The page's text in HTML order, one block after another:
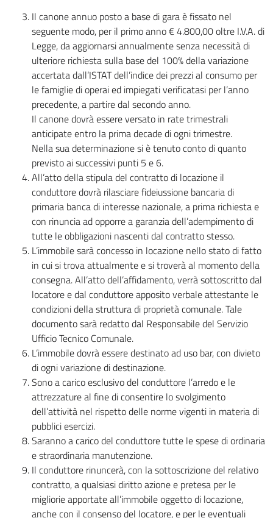
Il canone annuo posto a base di gara è fissato nel
seguente modo, per il primo anno € 4.800,00 oltre I.V.A. di
Legge, da aggiornarsi annualmente senza necessità di
ulteriore richiesta sulla base del 100% della variazione
accertata dall’ISTAT dell’indice dei prezzi al consumo per
le famiglie di operai ed impiegati verificatasi per l’anno
precedente, a partire dal secondo anno.
Il canone dovrà essere versato in rate trimestrali
anticipate entro la prima decade di ogni trimestre.
Nella sua determinazione si è tenuto conto di quanto
previsto ai successivi punti 5 e 6.
All’atto della stipula del contratto di locazione il
conduttore dovrà rilasciare fideiussione bancaria di
primaria banca di interesse nazionale, a prima richiesta e
con rinuncia ad opporre a garanzia dell’adempimento di
tutte le obbligazioni nascenti dal contratto stesso.
L’immobile sarà concesso in locazione nello stato di fatto
in cui si trova attualmente e si troverà al momento della
consegna. All’atto dell’affidamento, verrà sottoscritto dal
locatore e dal conduttore apposito verbale attestante le
condizioni della struttura di proprietà comunale. Tale
documento sarà redatto dal Responsabile del Servizio
Ufficio Tecnico Comunale.
L’immobile dovrà essere destinato ad uso bar, con divieto
di ogni variazione di destinazione.
Sono a carico esclusivo del conduttore l’arredo e le
attrezzature al fine di consentire lo svolgimento
dell’attività nel rispetto delle norme vigenti in materia di
pubblici esercizi.
Saranno a carico del conduttore tutte le spese di ordinaria
e straordinaria manutenzione.
Il conduttore rinuncerà, con la sottoscrizione del relativo
contratto, a qualsiasi diritto azione e pretesa per le
migliorie apportate all’immobile oggetto di locazione,
anche con il consenso del locatore, e per le eventuali